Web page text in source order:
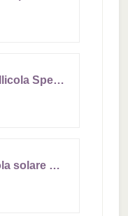
rabbitgoo Pellicola Specchio per Vetri Finestre 75x400cm Argento, Pellicola Oscurante Vetri Finestre Anti UV, Pellicole Privacy Unidirezionale Anti Sole e Calore Adatto per Ufficio Casa
d-c-fix Pellicola solare autoadesiva (92x200cm) per finestre